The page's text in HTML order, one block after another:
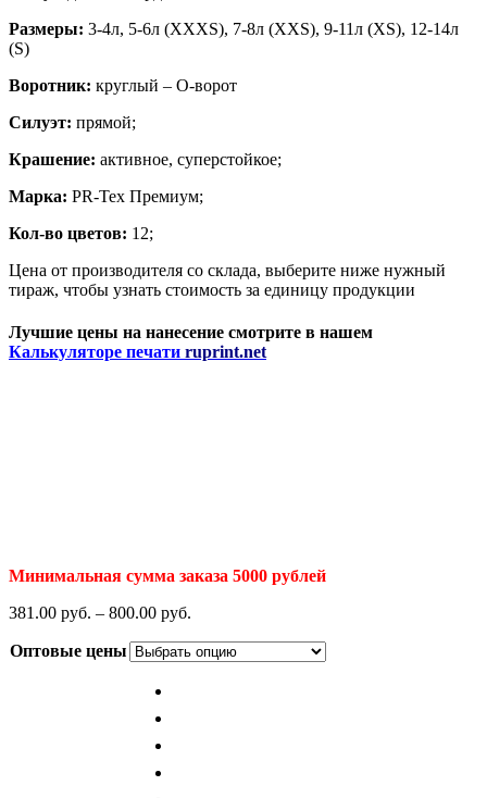
Размеры: 3-4л, 5-6л (XXXS), 7-8л (XXS), 9-11л (XS), 12-14л
(S)
Воротник: круглый – О-ворот
Силуэт: прямой;
Крашение: активное, суперстойкое;
Марка: PR-Tex Премиум;
Кол-во цветов: 12;
Цена от производителя со склада, выберите ниже нужный
тираж, чтобы узнать стоимость за единицу продукции
Лучшие цены на нанесение смотрите в нашем
Калькуляторе печати ruprint.net
Минимальная сумма заказа 5000 рублей
381.00 руб. – 800.00 руб.
Оптовые цены